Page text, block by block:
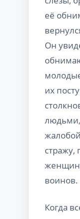
её
Он
их
стражу,
воинов.
Когда